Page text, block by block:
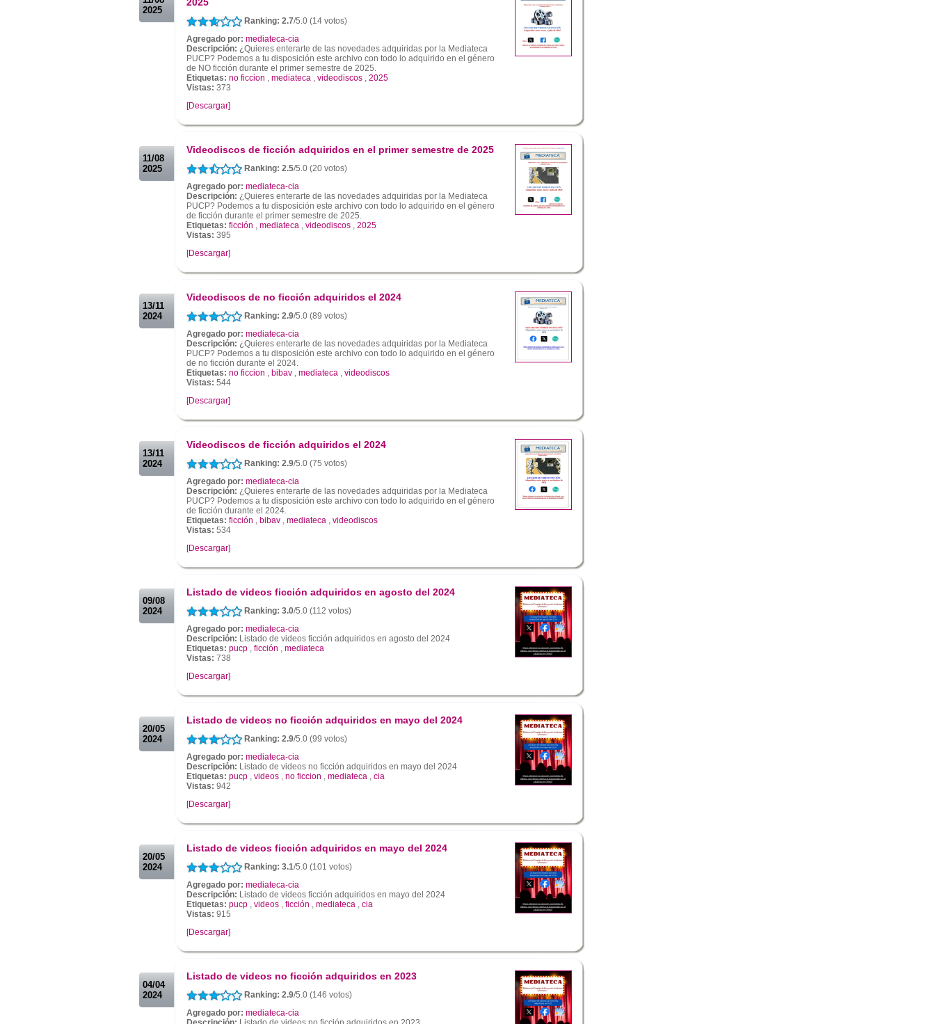
2025
Ranking: 2.7/5.0 (14 votos)
Agregado por: mediateca-cia
Descripción: ¿Quieres enterarte de las novedades adquiridas por la Mediateca
PUCP? Podemos a tu disposición este archivo con todo lo adquirido en el género
de NO ficción durante el primer semestre de 2025.
Etiquetas: no ficcion , mediateca , videodiscos , 2025
Vistas: 373
[Descargar]
11/08
2025
Videodiscos de ficción adquiridos en el primer semestre de 2025
Ranking: 2.5/5.0 (20 votos)
Agregado por: mediateca-cia
Descripción: ¿Quieres enterarte de las novedades adquiridas por la Mediateca
PUCP? Podemos a tu disposición este archivo con todo lo adquirido en el género
de ficción durante el primer semestre de 2025.
Etiquetas: ficción , mediateca , videodiscos , 2025
Vistas: 395
[Descargar]
13/11
2024
Videodiscos de no ficción adquiridos el 2024
Ranking: 2.9/5.0 (89 votos)
Agregado por: mediateca-cia
Descripción: ¿Quieres enterarte de las novedades adquiridas por la Mediateca
PUCP? Podemos a tu disposición este archivo con todo lo adquirido en el género
de no ficción durante el 2024.
Etiquetas: no ficcion , bibav , mediateca , videodiscos
Vistas: 544
[Descargar]
13/11
2024
Videodiscos de ficción adquiridos el 2024
Ranking: 2.9/5.0 (75 votos)
Agregado por: mediateca-cia
Descripción: ¿Quieres enterarte de las novedades adquiridas por la Mediateca
PUCP? Podemos a tu disposición este archivo con todo lo adquirido en el género
de ficción durante el 2024.
Etiquetas: ficción , bibav , mediateca , videodiscos
Vistas: 534
[Descargar]
09/08
2024
Listado de videos ficción adquiridos en agosto del 2024
Ranking: 3.0/5.0 (112 votos)
Agregado por: mediateca-cia
Descripción: Listado de videos ficción adquiridos en agosto del 2024
Etiquetas: pucp , ficción , mediateca
Vistas: 738
[Descargar]
20/05
2024
Listado de videos no ficción adquiridos en mayo del 2024
Ranking: 2.9/5.0 (99 votos)
Agregado por: mediateca-cia
Descripción: Listado de videos no ficción adquiridos en mayo del 2024
Etiquetas: pucp , videos , no ficcion , mediateca , cia
Vistas: 942
[Descargar]
20/05
2024
Listado de videos ficción adquiridos en mayo del 2024
Ranking: 3.1/5.0 (101 votos)
Agregado por: mediateca-cia
Descripción: Listado de videos ficción adquiridos en mayo del 2024
Etiquetas: pucp , videos , ficción , mediateca , cia
Vistas: 915
[Descargar]
04/04
2024
Listado de videos no ficción adquiridos en 2023
Ranking: 2.9/5.0 (146 votos)
Agregado por: mediateca-cia